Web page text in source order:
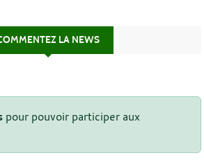
LA NEWS
pour pouvoir participer aux